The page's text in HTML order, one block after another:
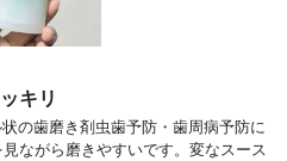
キリ
の歯磨き剤虫歯予防・歯周病予防に
ながら磨きやすいです。変なスース